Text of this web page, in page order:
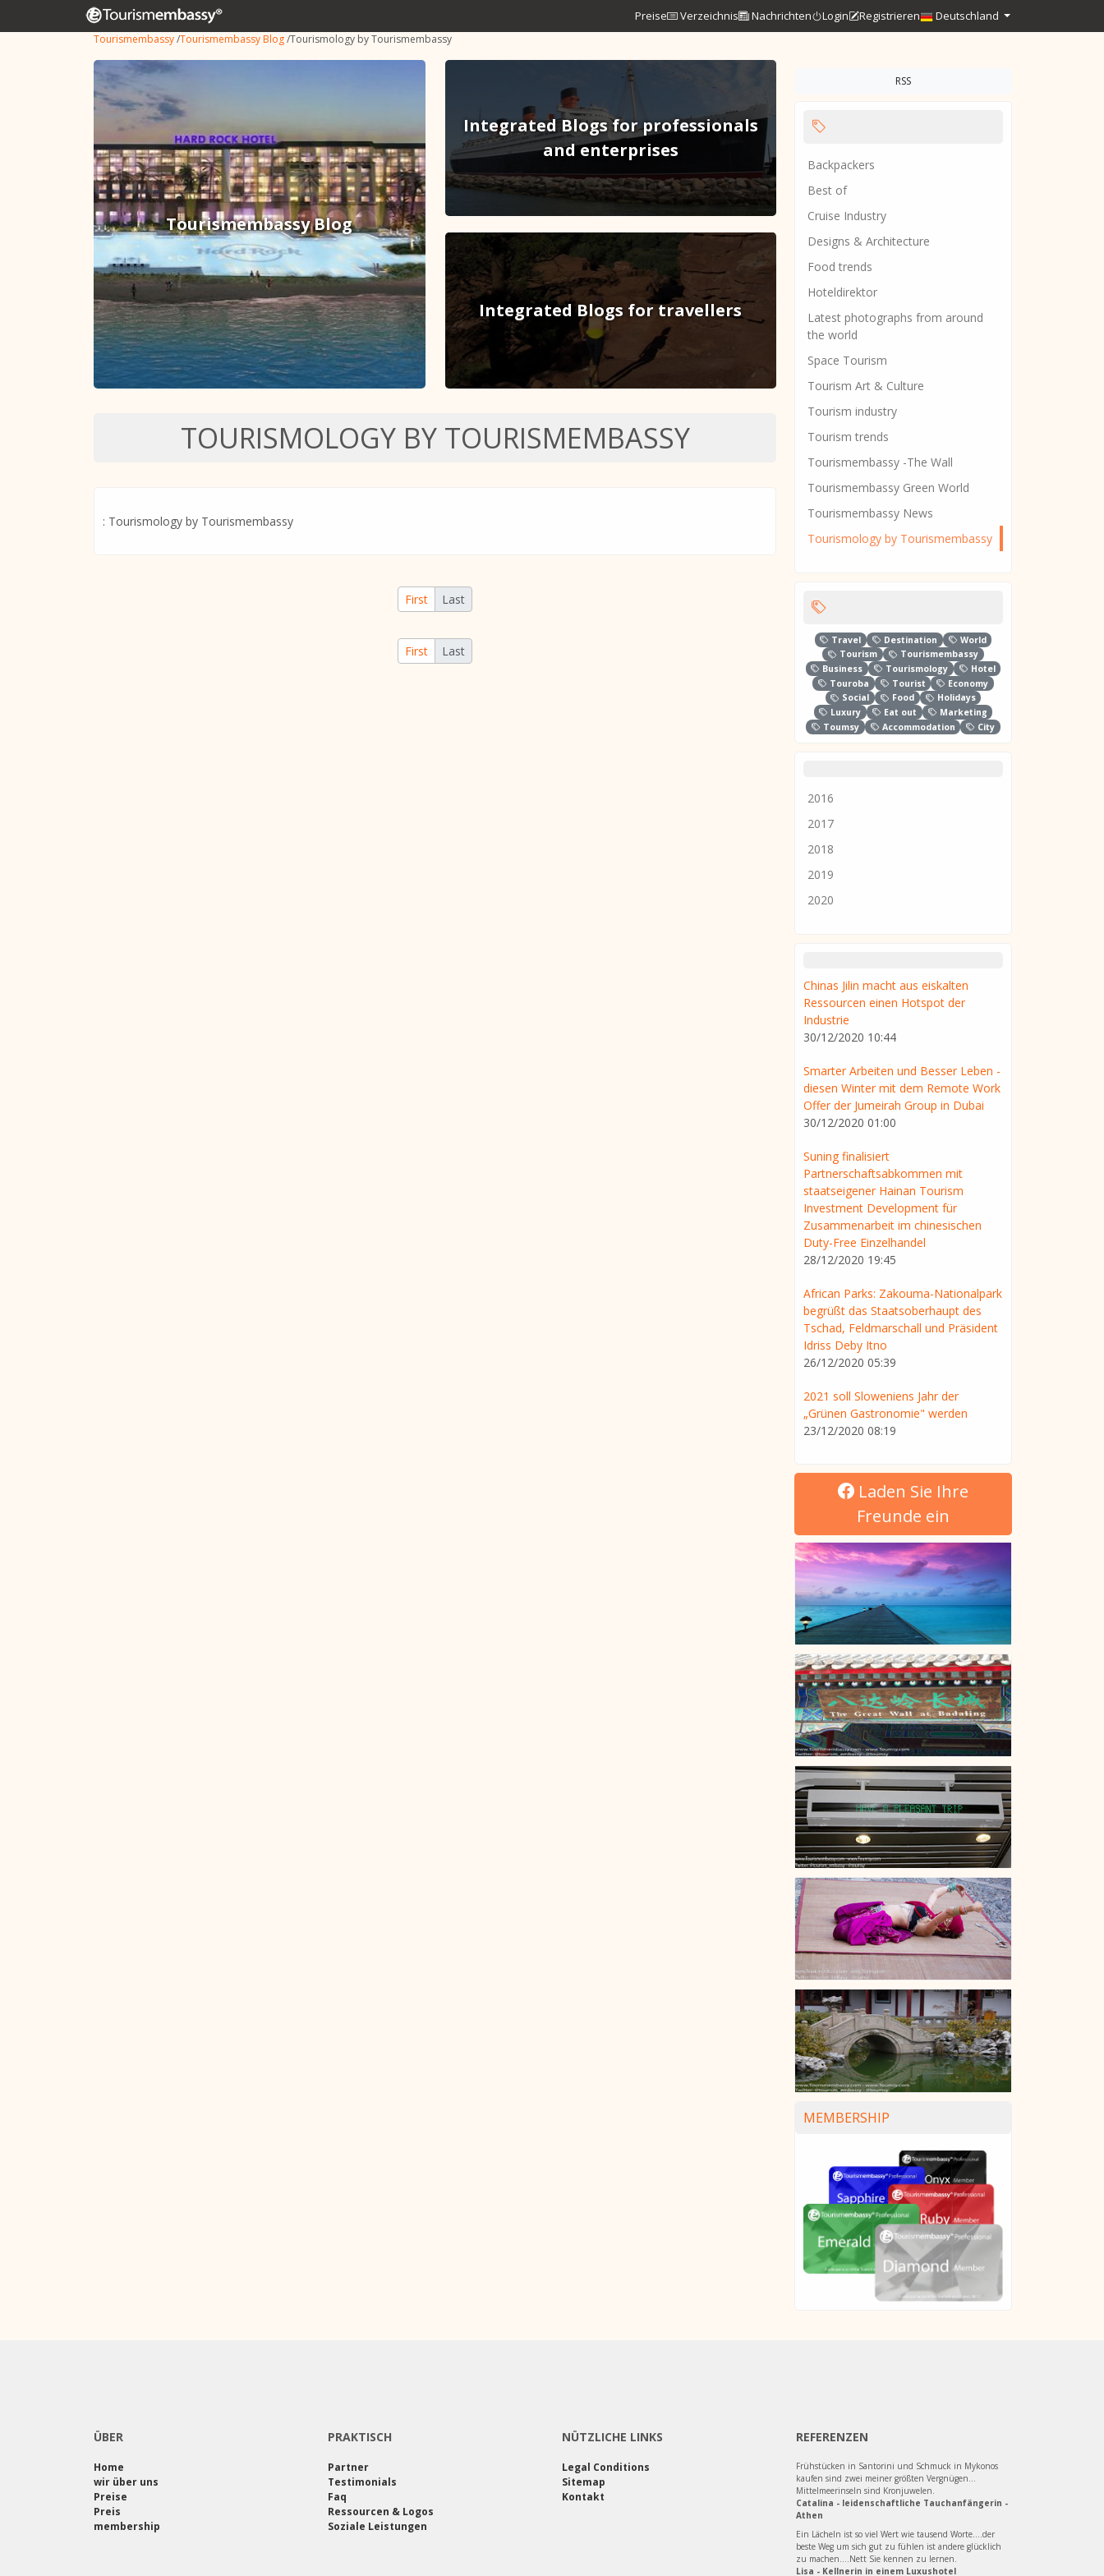
Preise Verzeichnis Nachrichten Login Registrieren Deutschland
Tourismembassy/Tourismembassy Blog/Tourismology by Tourismembassy
Tourismembassy Blog
Integrated Blogs for professionals
and enterprises
Integrated Blogs for travellers
TOURISMOLOGY BY TOURISMEMBASSY
: Tourismology by Tourismembassy
First Last
First Last
RSS
Backpackers
Best of
Cruise Industry
Designs & Architecture
Food trends
Hoteldirektor
Latest photographs from around
the world
Space Tourism
Tourism Art & Culture
Tourism industry
Tourism trends
Tourismembassy -The Wall
Tourismembassy Green World
Tourismembassy News
Tourismology by Tourismembassy
Travel Destination
World
Tourism
Tourismembassy
Business
Tourismology
Hotel
Touroba
Tourist
Economy
Social
Food
Holidays
Luxury
Eat out
Marketing
Toumsy
Accommodation City
2016
2017
2018
2019
2020
Chinas Jilin macht aus eiskalten
Ressourcen einen Hotspot der
Industrie
30/12/2020 10:44
Smarter Arbeiten und Besser Leben -
diesen Winter mit dem Remote Work
Offer der Jumeirah Group in Dubai
30/12/2020 01:00
Suning finalisiert
Partnerschaftsabkommen mit
staatseigener Hainan Tourism
Investment Development für
Zusammenarbeit im chinesischen
Duty-Free Einzelhandel
28/12/2020 19:45
African Parks: Zakouma-Nationalpark
begrüßt das Staatsoberhaupt des
Tschad, Feldmarschall und Präsident
Idriss Deby Itno
26/12/2020 05:39
2021 soll Sloweniens Jahr der
„Grünen Gastronomie" werden
23/12/2020 08:19
Laden Sie Ihre
Freunde ein
MEMBERSHIP
ÜBER
Home
wir über uns
Preise
Preis
membership
PRAKTISCH
Partner
Testimonials
Faq
Ressourcen & Logos
Soziale Leistungen
NÜTZLICHE LINKS
Legal Conditions
Sitemap
Kontakt
REFERENZEN
Frühstücken in Santorini und Schmuck in Mykonos
kaufen sind zwei meiner größten Vergnügen...
Mittelmeerinseln sind Kronjuwelen.
Catalina - leidenschaftliche Tauchanfängerin -
Athen
Ein Lächeln ist so viel Wert wie tausend Worte....der
beste Weg um sich gut zu fühlen ist andere glücklich
zu machen....Nett Sie kennen zu lernen.
Lisa - Kellnerin in einem Luxushotel